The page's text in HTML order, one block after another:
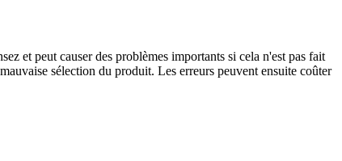
et peut causer des problèmes importants si cela n'est pas fait
sélection du produit. Les erreurs peuvent ensuite coûter